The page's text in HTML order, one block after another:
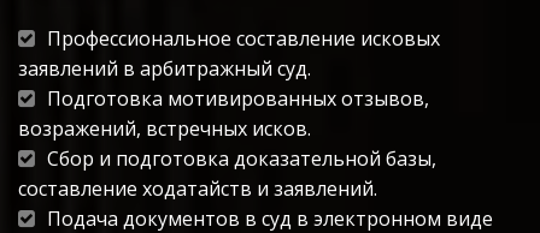
Профессиональное составление исковых
заявлений в арбитражный суд.
Подготовка мотивированных отзывов,
возражений, встречных исков.
Сбор и подготовка доказательной базы,
составление ходатайств и заявлений.
Подача документов в суд в электронном виде